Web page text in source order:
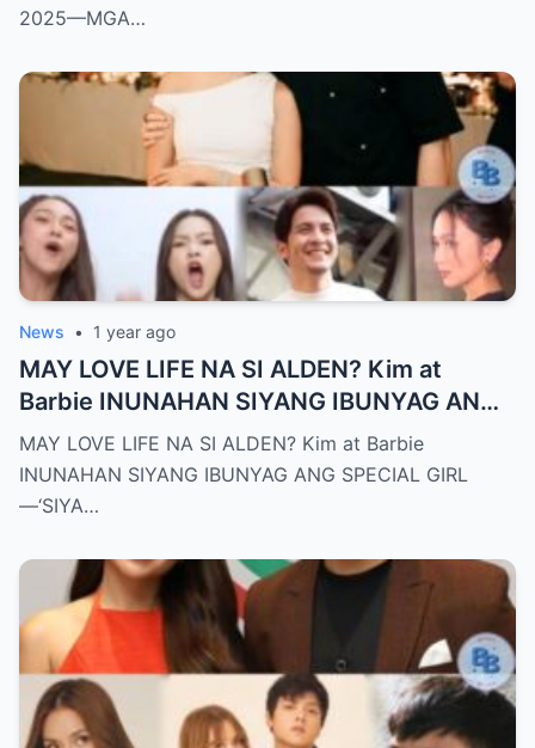
2025—MGA…
News • 1 year ago
MAY LOVE LIFE NA SI ALDEN? Kim at
Barbie INUNAHAN SIYANG IBUNYAG ANG
SPECIAL GIRL—‘SIYA ANG TUNAY NA
INIINGATAN NIYA!’
MAY LOVE LIFE NA SI ALDEN? Kim at Barbie
INUNAHAN SIYANG IBUNYAG ANG SPECIAL GIRL
—‘SIYA…